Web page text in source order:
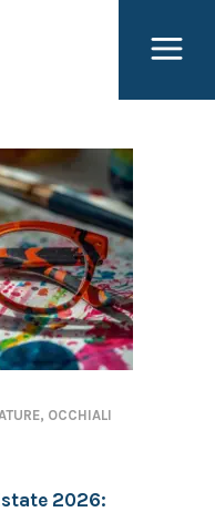
, OCCHIALI
2026: